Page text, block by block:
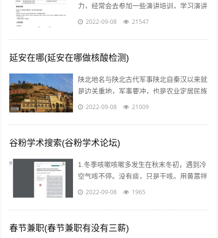
力，经常会去参加一些演讲培训，学习演讲
能力，训练自己的执行力，树立强大销售自
2022-09-08 21547
延安在哪(延安在哪做核酸检测)
陕北地名与陕北古代军事陕北自秦汉以来就
是边关重地，军事要冲，也是农业定居民族
与游牧民族互相争夺的要地。历代统治者为
2022-09-08 21009
谷粉学术搜索(谷粉学术论坛)
1.冬季咳嗽咳嗽多发生在秋末冬初，遇到冷
空气咳不停。没有痰，只是干咳。用黄蒿拌
上鸡蛋，搅匀。用香油来煎鸡蛋。然后趁热
2022-09-08 1965
春节兼职(春节兼职有没有三薪)